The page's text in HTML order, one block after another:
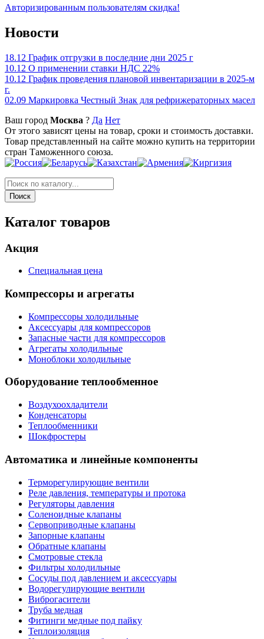
Авторизированным пользователям скидка!
Новости
18.12 График отгрузки в последние дни 2025 г
10.12 О применении ставки НДС 22%
10.12 График проведения плановой инвентаризации в 2025-м
г.
02.09 Маркировка Честный Знак для рефрижераторных масел
Ваш город Москва ? Да Нет
От этого зависят цены на товар, сроки и стоимость доставки.
Товар представленный на сайте можно купить на территории
стран Таможенного союза.
Каталог товаров
Акция
Специальная цена
Компрессоры и агрегаты
Компрессоры холодильные
Аксессуары для компрессоров
Запасные части для компрессоров
Агрегаты холодильные
Моноблоки холодильные
Оборудование теплообменное
Воздухоохладители
Конденсаторы
Теплообменники
Шокфростеры
Автоматика и линейные компоненты
Терморегулирующие вентили
Реле давления, температуры и протока
Регуляторы давления
Соленоидные клапаны
Сервоприводные клапаны
Запорные клапаны
Обратные клапаны
Смотровые стекла
Фильтры холодильные
Сосуды под давлением и аксессуары
Водорегулирующие вентили
Виброгасители
Труба медная
Фитинги медные под пайку
Теплоизоляция